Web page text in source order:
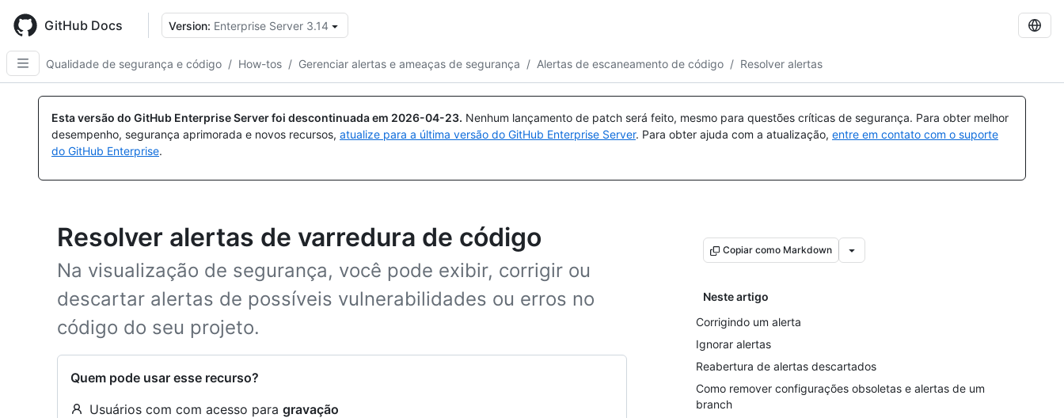
main
content
GitHub Docs Version: Enterprise Server 3.14
Qualidade de segurança e código / How-tos / Gerenciar alertas e ameaças de segurança / Alertas de escaneamento de código / Resolver alertas
Esta versão do GitHub Enterprise Server foi descontinuada em 2026-04-23. Nenhum lançamento de patch será feito, mesmo para questões críticas de segurança. Para obter melhor
desempenho, segurança aprimorada e novos recursos, atualize para a última versão do GitHub Enterprise Server. Para obter ajuda com a atualização, entre em contato com o suporte
do GitHub Enterprise.
Resolver alertas de varredura de código
Na visualização de segurança, você pode exibir, corrigir ou
descartar alertas de possíveis vulnerabilidades ou erros no
código do seu projeto.
Quem pode usar esse recurso?
Usuários com com acesso para gravação
Copiar como Markdown
Neste artigo
Corrigindo um alerta
Ignorar alertas
Reabertura de alertas descartados
Como remover configurações obsoletas e alertas de um
branch